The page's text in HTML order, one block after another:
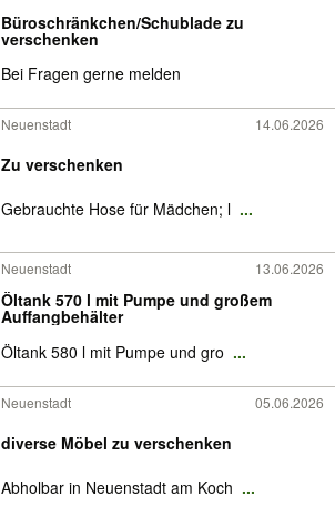
Büroschränkchen/Schublade zu
verschenken
Bei Fragen gerne melden
Neuenstadt 14.06.2026
Zu verschenken
Gebrauchte Hose für Mädchen; l ...
Neuenstadt 13.06.2026
Öltank 570 l mit Pumpe und großem
Auffangbehälter
Öltank 580 l mit Pumpe und gro ...
Neuenstadt 05.06.2026
diverse Möbel zu verschenken
Abholbar in Neuenstadt am Koch ...